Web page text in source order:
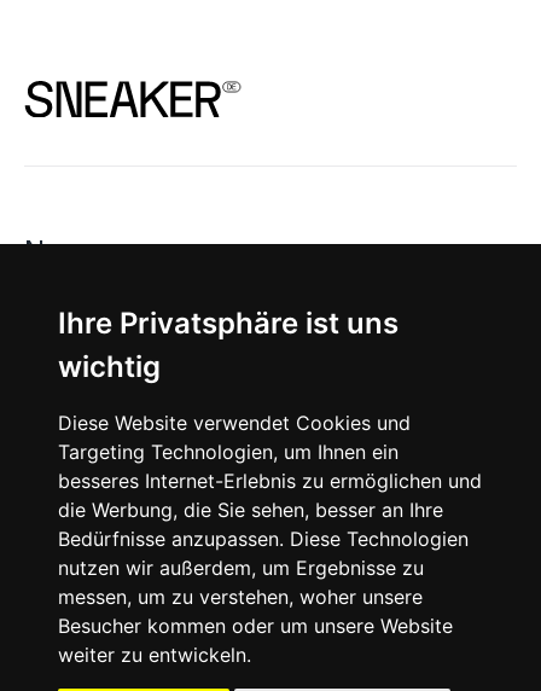
Ihre Privatsphäre ist uns
wichtig
Diese Website verwendet Cookies und
Targeting Technologien, um Ihnen ein
besseres Internet-Erlebnis zu ermöglichen und
die Werbung, die Sie sehen, besser an Ihre
Bedürfnisse anzupassen. Diese Technologien
nutzen wir außerdem, um Ergebnisse zu
messen, um zu verstehen, woher unsere
Besucher kommen oder um unsere Website
weiter zu entwickeln.
News
About
Instagram
Facebook
© 2024 SNEAKERᴰᴱ, All rights reserved.
Impressum Datenschutz